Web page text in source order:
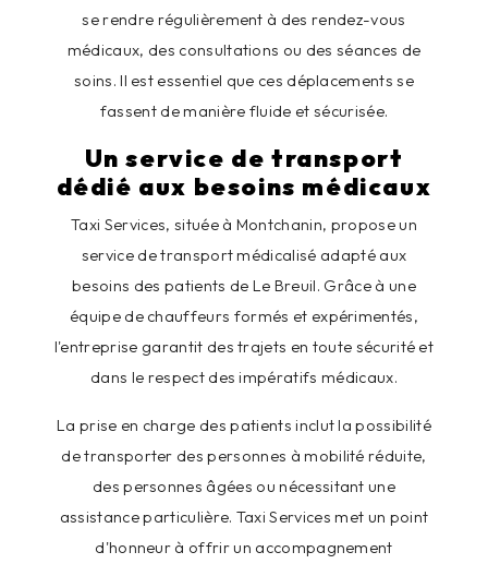
se rendre régulièrement à des rendez-vous
médicaux, des consultations ou des séances de
soins. Il est essentiel que ces déplacements se
fassent de manière fluide et sécurisée.
Un service de transport
dédié aux besoins médicaux
Taxi Services, située à Montchanin, propose un
service de transport médicalisé adapté aux
besoins des patients de Le Breuil. Grâce à une
équipe de chauffeurs formés et expérimentés,
l'entreprise garantit des trajets en toute sécurité et
dans le respect des impératifs médicaux.
La prise en charge des patients inclut la possibilité
de transporter des personnes à mobilité réduite,
des personnes âgées ou nécessitant une
assistance particulière. Taxi Services met un point
d'honneur à offrir un accompagnement